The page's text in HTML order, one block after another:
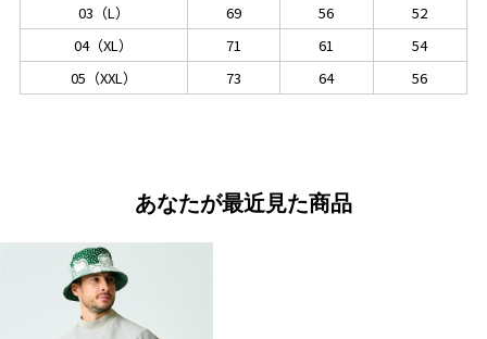
03（L）
69 56
52
04（XL）
71 61
54
05（XXL）
73 64 56
あなたが最近見た商品